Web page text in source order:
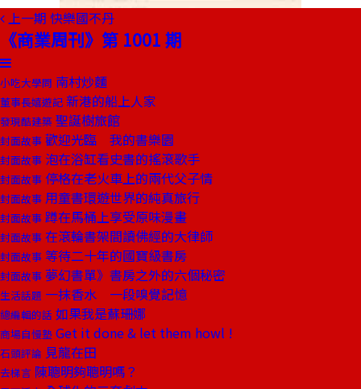
上一期 快樂國不丹
《商業周刊》第 1001 期
小吃大學問 南村炒麵
董事長嬉遊記 新港的船上人家
發現酷建築 聖誕樹旅館
封面故事 歡迎光臨 我的書樂園
封面故事 泡在浴缸看史書的搖滾歌手
封面故事 停格在老火車上的兩代父子情
封面故事 用童書環遊世界的純真旅行
封面故事 蹲在馬桶上享受原味漫畫
封面故事 在滾輪書架間讀佛經的大律師
封面故事 等待二十年的國寶級書房
封面故事 夢幻書單》書房之外的六個秘密
生活話題 一抹香水 一段嗅覺記憶
總編輯的話 如果我是蘇珊娜
商場自慢塾 Get it done & let them howl !
石頭評論 見龍在田
去梯言 陳聰明夠聰明嗎？